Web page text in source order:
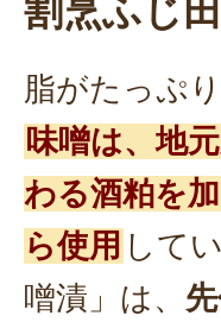
割烹ふじ
脂がたっぷ
味噌は、地
わる酒粕を
ら使用 して
噌漬」は、